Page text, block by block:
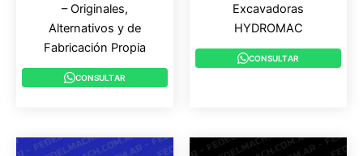
– Originales,
Alternativos y de
Fabricación Propia
CONSULTAR
Excavadoras
HYDROMAC
CONSULTAR